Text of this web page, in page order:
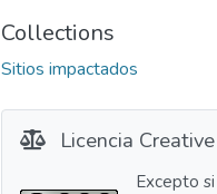
Collections
Sitios impactados
Licencia
Excepto